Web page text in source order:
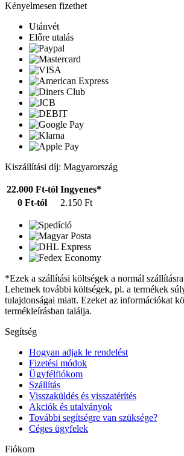
Kényelmesen fizethet
Utánvét
Előre utalás
Kiszállítási díj: Magyarország
22.000 Ft-tól Ingyenes*
0 Ft-tól
2.150 Ft
*Ezek a szállítási költségek a normál
Lehetnek további költségek, pl. a termékek
tulajdonságai miatt. Ezeket az információkat
termékleírásban találja.
Segítség
Hogyan adjak le rendelést
Fizetési módok
Ügyfélfiókom
Szállítás
Visszaküldés és visszatérítés
Akciók és utalványok
További segítségre van szüksége?
Céges ügyfelek
Fiókom